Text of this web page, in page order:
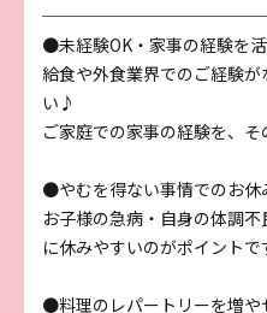
●未経験OK・家事の経験を活
給食や外食業界でのご経験
い♪
ご家庭での家事の経験を、そ
●やむを得ない事情でのお
お子様の急病・自身の体調
に休みやすいのがポイントで
●料理のレパートリーを増や